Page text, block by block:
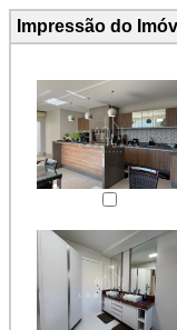
Impressão do